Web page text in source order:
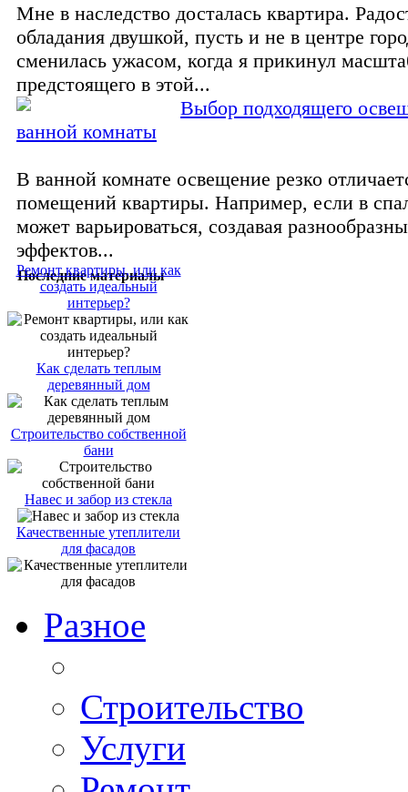
Мне в наследство досталась квартира.
обладания двушкой, пусть и не в центре
сменилась ужасом, когда я прикинул
предстоящего в этой...
Выбор подходящего
ванной комнаты
В ванной комнате освещение резко
помещений квартиры. Например, если в
может варьироваться, создавая
эффектов...
Последние материалы
Ремонт квартиры, или как
создать идеальный
интерьер?
Как сделать теплым
деревянный дом
Строительство собственной
бани
Навес и забор из стекла
Качественные утеплители
для фасадов
Разное
Строительство
Услуги